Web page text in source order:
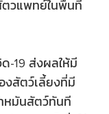
หรือได้รับบาด
ากจะได้รับการ
681-029 ซึ่งเจ้า
าว่าคุณควรจะ
เห็นสุนัขหรือ
เมล (พร้อมรูป
ช่องทางการ
วแพทย์ในพื้นที่
-19 ส่งผลให้มี
งสัตว์เลี้ยงที่มี
หมันสัตว์ทันที